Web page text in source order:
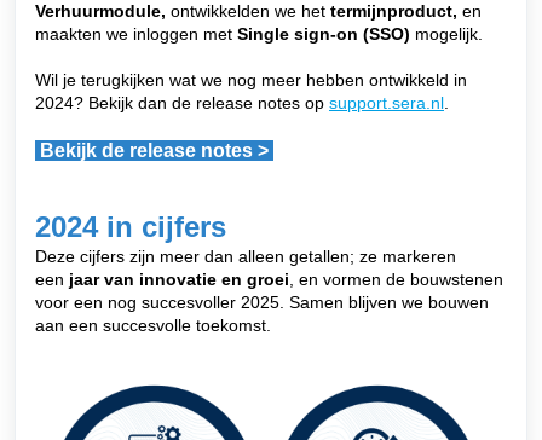
Verhuurmodule, ontwikkelden we het termijnproduct, en
maakten we inloggen met Single sign-on (SSO) mogelijk.
Wil je terugkijken wat we nog meer hebben ontwikkeld in
2024? Bekijk dan de release notes op support.sera.nl
Bekijk de release notes >
2024 in cijfers
Deze cijfers zijn meer dan alleen getallen; ze markeren
een jaar van innovatie en groei , en vormen de bouwstenen
voor een nog succesvoller 2025. Samen blijven we bouwen
aan een succesvolle toekomst.